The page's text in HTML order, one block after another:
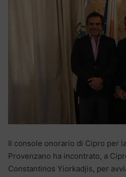
Il console onorario di Cipro per
Provenzano ha incontrato, a
Constantinos Yiorkadjis, per